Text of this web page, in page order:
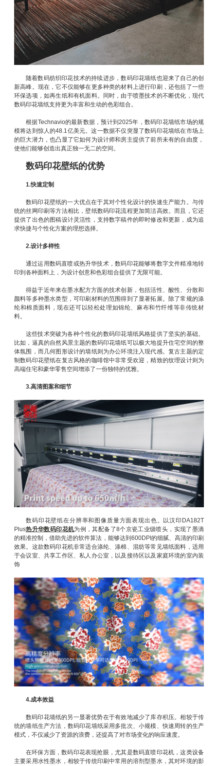
随着数码纺织印花技术的持续进步，数码印花墙纸也迎来了自己的创
新高峰。现在，它不仅能够在更多种类的材料上进行印刷，还包括了一些
环保选项，如再生纸和有机面料。同时，由于喷墨技术的不断优化，现代
数码印花墙纸支持更为丰富和生动的色彩组合。
根据Technavio的最新数据，预计到2025年，数码印花墙纸市场的规
模将达到惊人的48.1亿美元。这一数据不仅突显了数码印花墙纸在市场上
的巨大潜力，也凸显了它如何为设计师和房主提供了前所未有的自由度，
使他们能够创造出真正独一无二的空间。
数码印花壁纸的优势
1.快速定制
数码印花壁纸的一大优点在于其对个性化设计的快速生产能力。与传
统的丝网印刷等方法相比，壁纸数码印花流程更加简洁高效。而且，它还
提供了出色的图稿设计灵活性，支持数字稿件的即时修改和更新，成为追
求快捷与个性化方案的理想选择。
2.设计多样性
通过运用数码直喷或热升华技术，数码印花能够将数字文件精准地转
印到各种面料上，为设计创意和色彩组合提供了无限可能。
得益于近年来在墨水配方方面的技术创新，包括活性、酸性、分散和
颜料等多种墨水类型，可印刷材料的范围得到了显著拓展。除了常规的涤
纶和棉质面料，现在还可以轻松处理如锦纶、麻布和竹纤维等非传统材
料。
这些技术突破为各种个性化的数码印花墙纸风格提供了坚实的基础。
比如，逼真的自然风景主题的数码印花墙纸可以极大地提升住宅空间的整
体氛围，而几何图形设计的墙纸则为办公环境注入现代感。复古主题的定
制数码印花壁纸在复古风格的咖啡馆中非常受欢迎，精致的纹理设计则为
高端住宅和豪华零售空间增添了一份独特的优雅。
3.高清图案和细节
数码印花壁纸在分辨率和图像质量方面表现出色。以汉印DA182T
Plus热升华数码印花机为例，其配备了8个京瓷工业级喷头，实现了墨滴
的精准控制，借助先进的软件算法，能够达到600DPI的细腻、高清的印刷
效果。这款数码印花机非常适合涤纶、涤棉、混纺等常见墙纸面料，适用
于会议室、共享工作区、私人办公室，以及接待区以及家庭环境的室内装
饰
4.成本效益
数码印花墙纸的另一显著优势在于有效地减少了库存积压。相较于传
统的墙纸生产方法，数码印花墙纸采用多批次、小规模、快速周转的生产
模式，不仅减少了资源的浪费，还提高了对市场变化的响应速度。
在环保方面，数码印花表现抢眼，尤其是数码直喷印花机，这类设备
主要采用水性墨水，相较于传统印刷中常用的溶剂型墨水，其对环境的影